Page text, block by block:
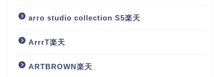
arro studio collection S5楽天
ArrrT楽天
ARTBROWN楽天